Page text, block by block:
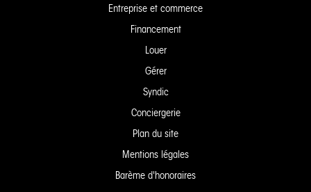
Entreprise et commerce
Financement
Louer
Gérer
Syndic
Conciergerie
Plan du site
Mentions légales
Barème d'honoraires